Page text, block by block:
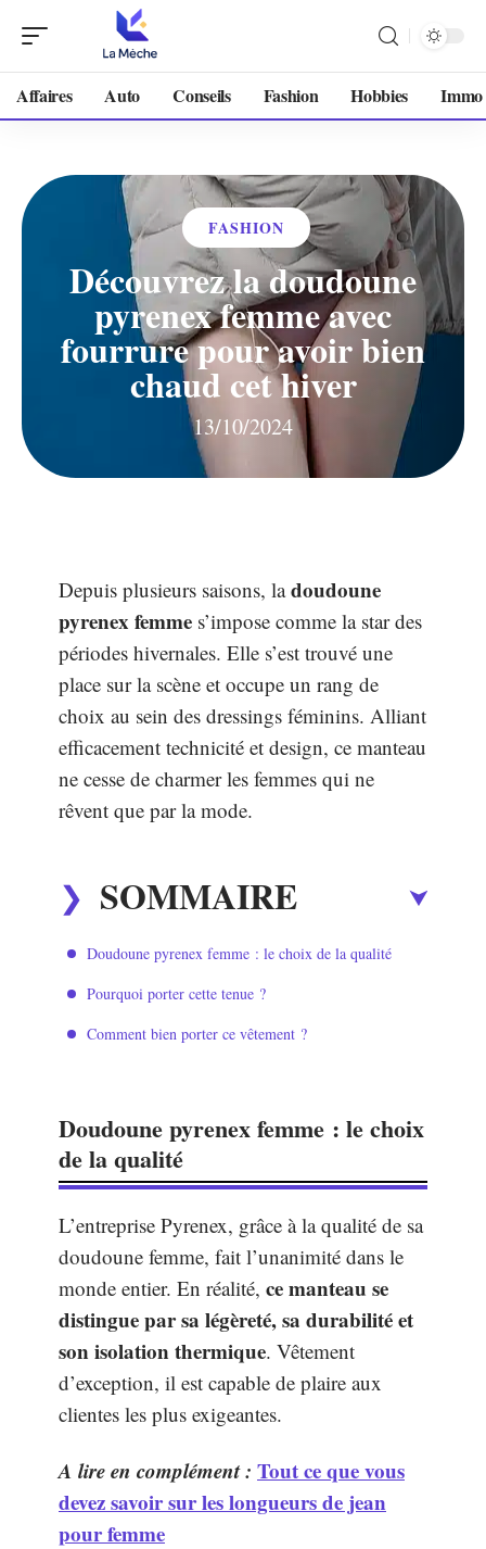
Affaires Auto Conseils Fashion Hobbies Immo
FASHION
Découvrez la doudoune
pyrenex femme avec
fourrure pour avoir bien
chaud cet hiver
13/10/2024
Depuis plusieurs saisons, ladoudoune
pyrenex femme s’impose comme la star des
périodes hivernales. Elle s’est trouvé une
place sur la scène et occupe un rang de
choix au sein des dressings féminins. Alliant
efficacement technicité et design, ce manteau
ne cesse de charmer les femmes qui ne
rêvent que par la mode.
SOMMAIRE
Doudoune pyrenex femme : le choix de la qualité
Pourquoi porter cette tenue ?
Comment bien porter ce vêtement ?
Doudoune pyrenex femme : le choix
de la qualité
L’entreprise Pyrenex, grâce à la qualité de sa
doudoune femme, fait l’unanimité dans le
monde entier. En réalité, ce manteau se
distingue par sa légèreté, sa durabilité et
son isolation thermique. Vêtement
d’exception, il est capable de plaire aux
clientes les plus exigeantes.
A lire en complément : Tout ce que vous
devez savoir sur les longueurs de jean
pour femme